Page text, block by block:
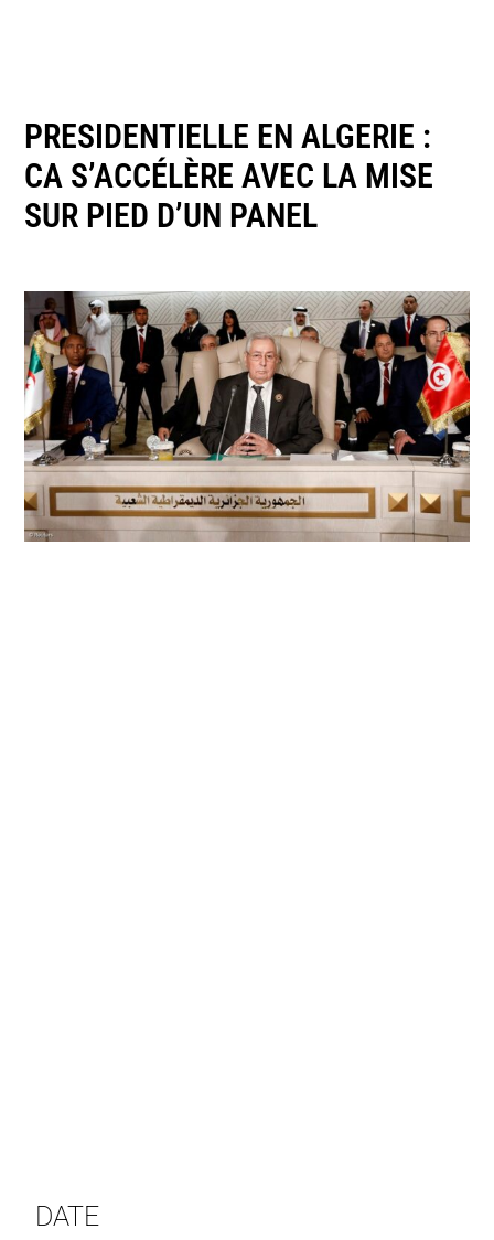
PRESIDENTIELLE EN ALGERIE :
CA S’ACCÉLÈRE AVEC LA MISE
SUR PIED D’UN PANEL
DATE